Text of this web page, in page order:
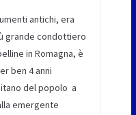
antichi, era
grande condottiero
in Romagna, è
ben 4 anni
del popolo a
emergente